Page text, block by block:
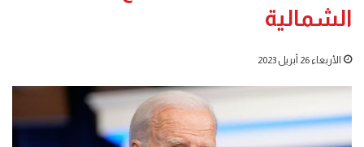
الشمالية
الأربعاء 26 أبريل 2023